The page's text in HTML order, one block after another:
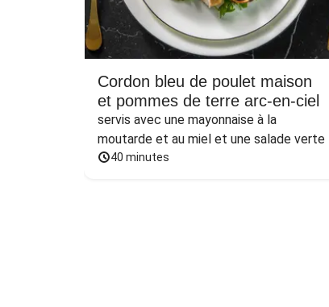
Cordon bleu de poulet maison
et pommes de terre arc-en-ciel
servis avec une mayonnaise à la
moutarde et au miel et une salade verte
40 minutes